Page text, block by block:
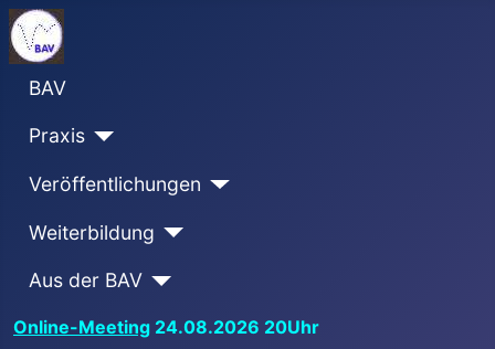
BAV
Praxis
Veröffentlichungen
Weiterbildung
Aus der BAV
Online-Meeting 24.08.2026 20Uhr